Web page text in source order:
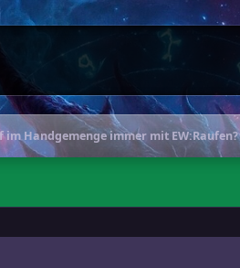
im Handgemenge immer mit EW:Raufen?